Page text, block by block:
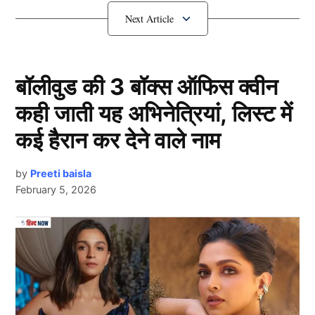
पहली गलती :
Rohit Sharma
Next Article
बॉलीवुड की 3 बॉक्स ऑफिस क्वीन
कही जाती यह अभिनेत्रियां, लिस्ट में
कई हैरान कर देने वाले नाम
by Preeti baisla
February 5, 2026